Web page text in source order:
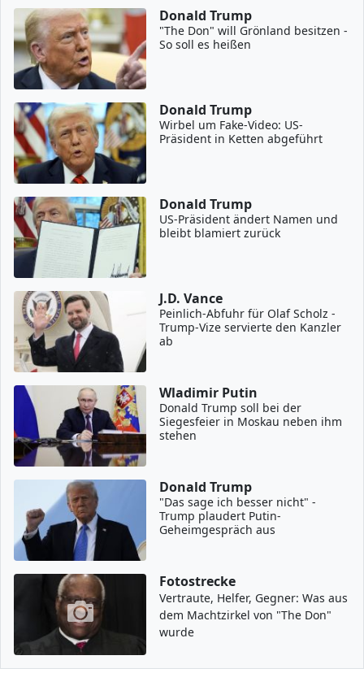
Donald Trump
"The Don" will Grönland besitzen -
So soll es heißen
Donald Trump
Wirbel um Fake-Video: US-
Präsident in Ketten abgeführt
Donald Trump
US-Präsident ändert Namen und
bleibt blamiert zurück
J.D. Vance
Peinlich-Abfuhr für Olaf Scholz -
Trump-Vize servierte den Kanzler
ab
Wladimir Putin
Donald Trump soll bei der
Siegesfeier in Moskau neben ihm
stehen
Donald Trump
"Das sage ich besser nicht" -
Trump plaudert Putin-
Geheimgespräch aus
Fotostrecke
Vertraute, Helfer, Gegner: Was aus
dem Machtzirkel von "The Don"
wurde